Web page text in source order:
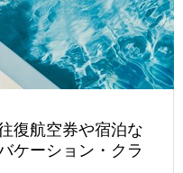
復航空券や宿泊な
ケーション・クラ